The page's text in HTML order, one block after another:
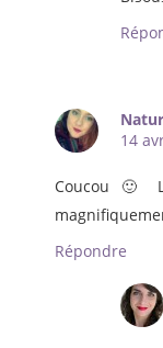
14
Coucou 🙂
Répondre